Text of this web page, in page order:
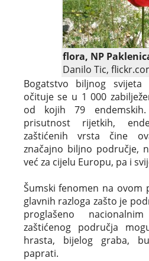
flora, NP
Danilo Tic,
Bogatstvo biljnog
očituje se u 1 000
od kojih 79 endemskih.
prisutnost rijetkih,
zaštićenih vrsta čine
značajno biljno područje,
već za cijelu Europu, pa i
Šumski fenomen na ovom
glavnih razloga zašto je
proglašeno
zaštićenog područja
hrasta, bijelog graba,
paprati.